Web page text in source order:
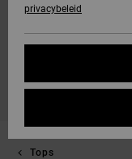
Tops
privacybeleid